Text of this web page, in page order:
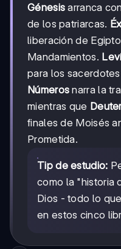
Génesis arranca
de los patriarcas.
liberación de
Mandamientos.
para los
Números narra la
mientras que
finales de Moisés
Prometida.
Tip de estudio:
como la "historia
Dios - todo lo
en estos cinco